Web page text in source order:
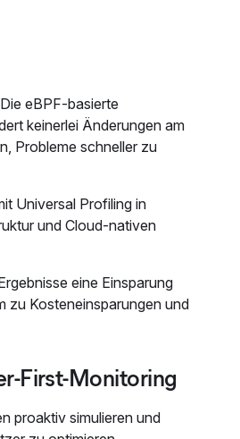
eBPF-basierte
keinerlei Änderungen am
Probleme schneller zu
Universal Profiling in
und Cloud-nativen
eine Einsparung
zu Kosteneinsparungen und
First-Monitoring
proaktiv simulieren und